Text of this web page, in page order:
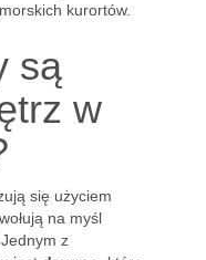
kurortów.
są
w
się użyciem
na myśl
z